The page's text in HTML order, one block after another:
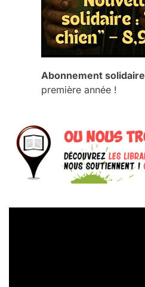
Abonnement solidaire
première année !